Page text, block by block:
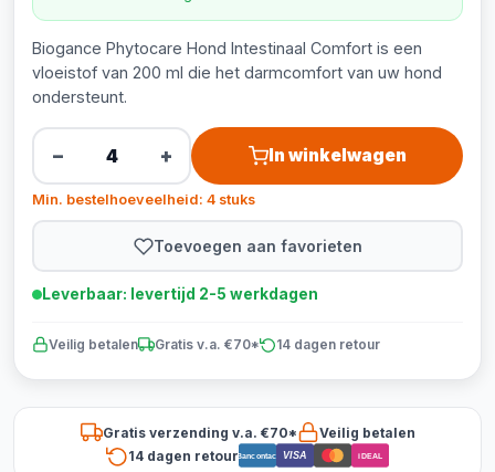
Biogance Phytocare Hond Intestinaal Comfort is een
vloeistof van 200 ml die het darmcomfort van uw hond
ondersteunt.
− + In winkelwagen
Min. bestelhoeveelheid: 4 stuks
Toevoegen aan favorieten
Leverbaar: levertijd 2-5 werkdagen
Veilig betalen Gratis v.a. €70* 14 dagen retour
Gratis verzending v.a. €70*
Veilig betalen
14 dagen retourBancontact VISA iDEAL